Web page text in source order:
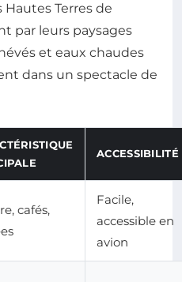
Terres de
par leurs paysages
et eaux chaudes
dans un spectacle de
ACCESSIBILITÉ
cafés,
Facile,
accessible en
avion